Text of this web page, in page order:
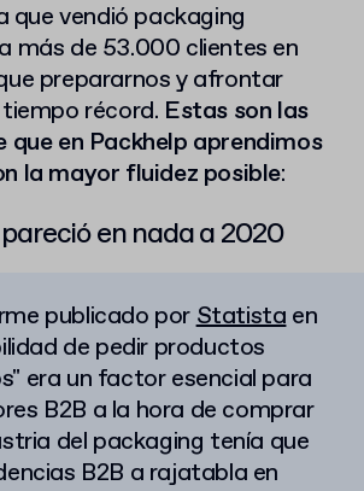
que vendió packaging
más de 53.000 clientes en
prepararnos y afrontar
récord. Estas son las
que en Packhelp aprendimos
la mayor fluidez posible:
en nada a 2020
publicado porStatistaen
de pedir productos
era un factor esencial para
B2B a la hora de comprar
del packaging tenía que
B2B a rajatabla en